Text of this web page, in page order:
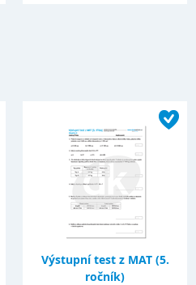
Výstupní test z MAT (5.
ročník)